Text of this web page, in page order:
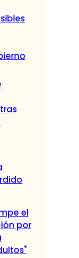
el
por